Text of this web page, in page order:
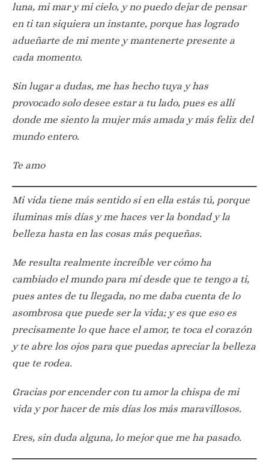
luna, mi mar y mi cielo, y no puedo dejar de pensar
en ti tan siquiera un instante, porque has logrado
adueñarte de mi mente y mantenerte presente a
cada momento.
Sin lugar a dudas, me has hecho tuya y has
provocado solo desee estar a tu lado, pues es allí
donde me siento la mujer más amada y más feliz del
mundo entero.
Te amo
Mi vida tiene más sentido si en ella estás tú, porque
iluminas mis días y me haces ver la bondad y la
belleza hasta en las cosas más pequeñas.
Me resulta realmente increíble ver cómo ha
cambiado el mundo para mí desde que te tengo a ti,
pues antes de tu llegada, no me daba cuenta de lo
asombrosa que puede ser la vida; y es que eso es
precisamente lo que hace el amor, te toca el corazón
y te abre los ojos para que puedas apreciar la belleza
que te rodea.
Gracias por encender con tu amor la chispa de mi
vida y por hacer de mis días los más maravillosos.
Eres, sin duda alguna, lo mejor que me ha pasado.